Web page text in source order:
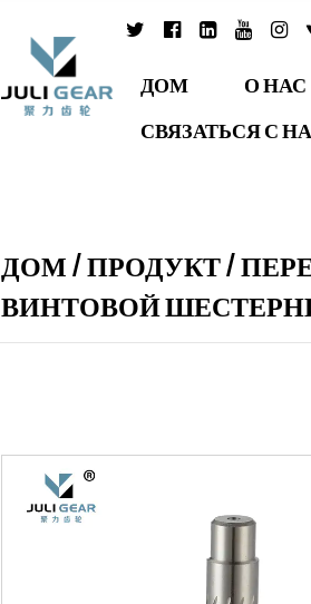
ДОМ О НАС
СВЯЗАТЬСЯ С
ДОМ/ПРОДУКТ/
ВИНТОВОЙ